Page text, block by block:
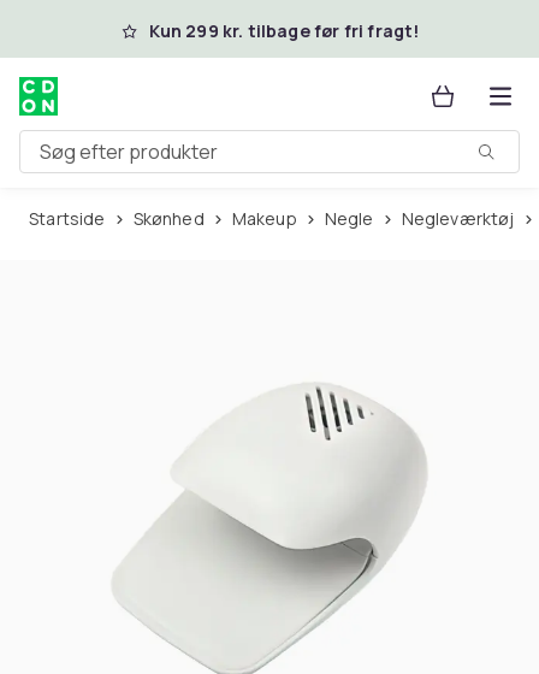
Spring til hovedindhold
Kun 299 kr. tilbage før fri fragt!
Søg efter produkter
Startside Skønhed Makeup Negle Negleværktøj